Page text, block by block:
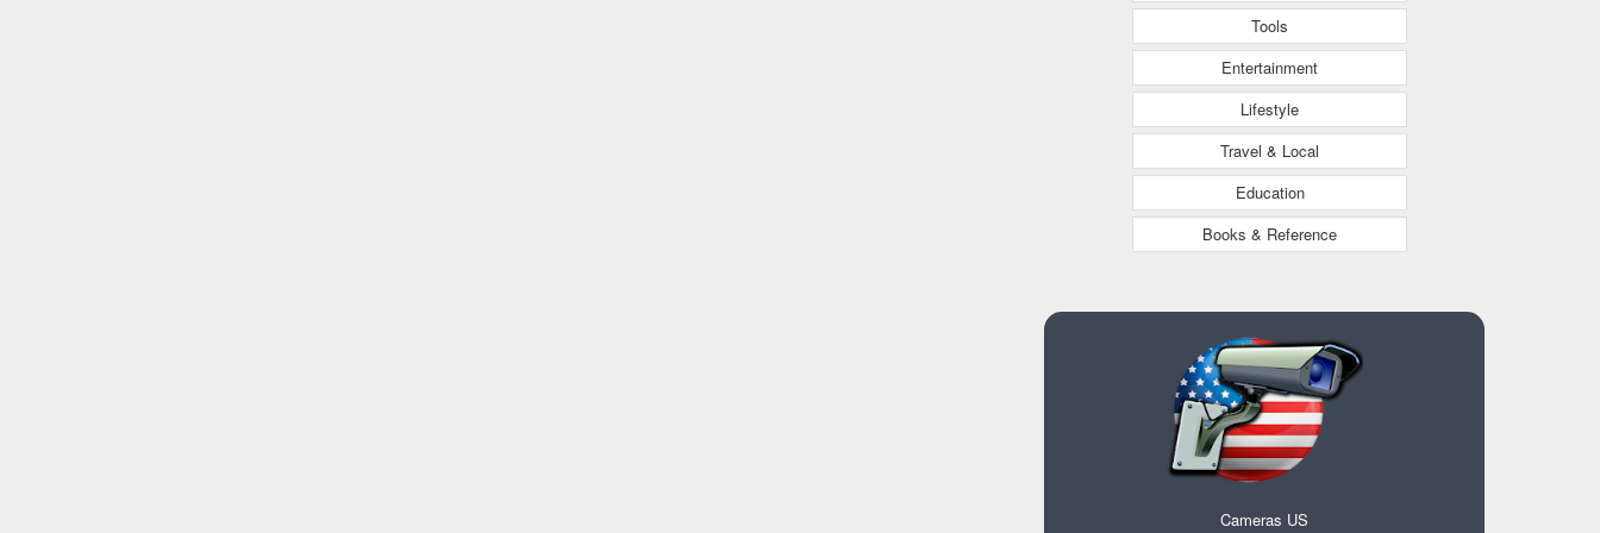
Tools
Entertainment
Lifestyle
Travel & Local
Education
Books & Reference
Cameras US